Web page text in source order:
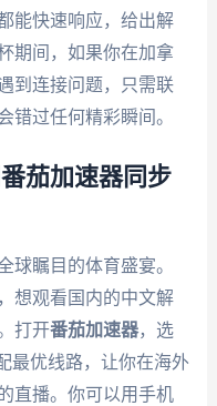
能快速响应，给出解
期间，如果你在加拿
到连接问题，只需联
错过任何精彩瞬间。
茄加速器同步
球瞩目的体育盛宴。
想观看国内的中文解
打开番茄加速器，选
最优线路，让你在海外
直播。你可以用手机